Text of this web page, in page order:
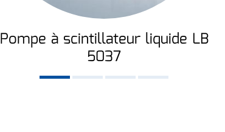
Pompe à scintillateur liquide LB
5037